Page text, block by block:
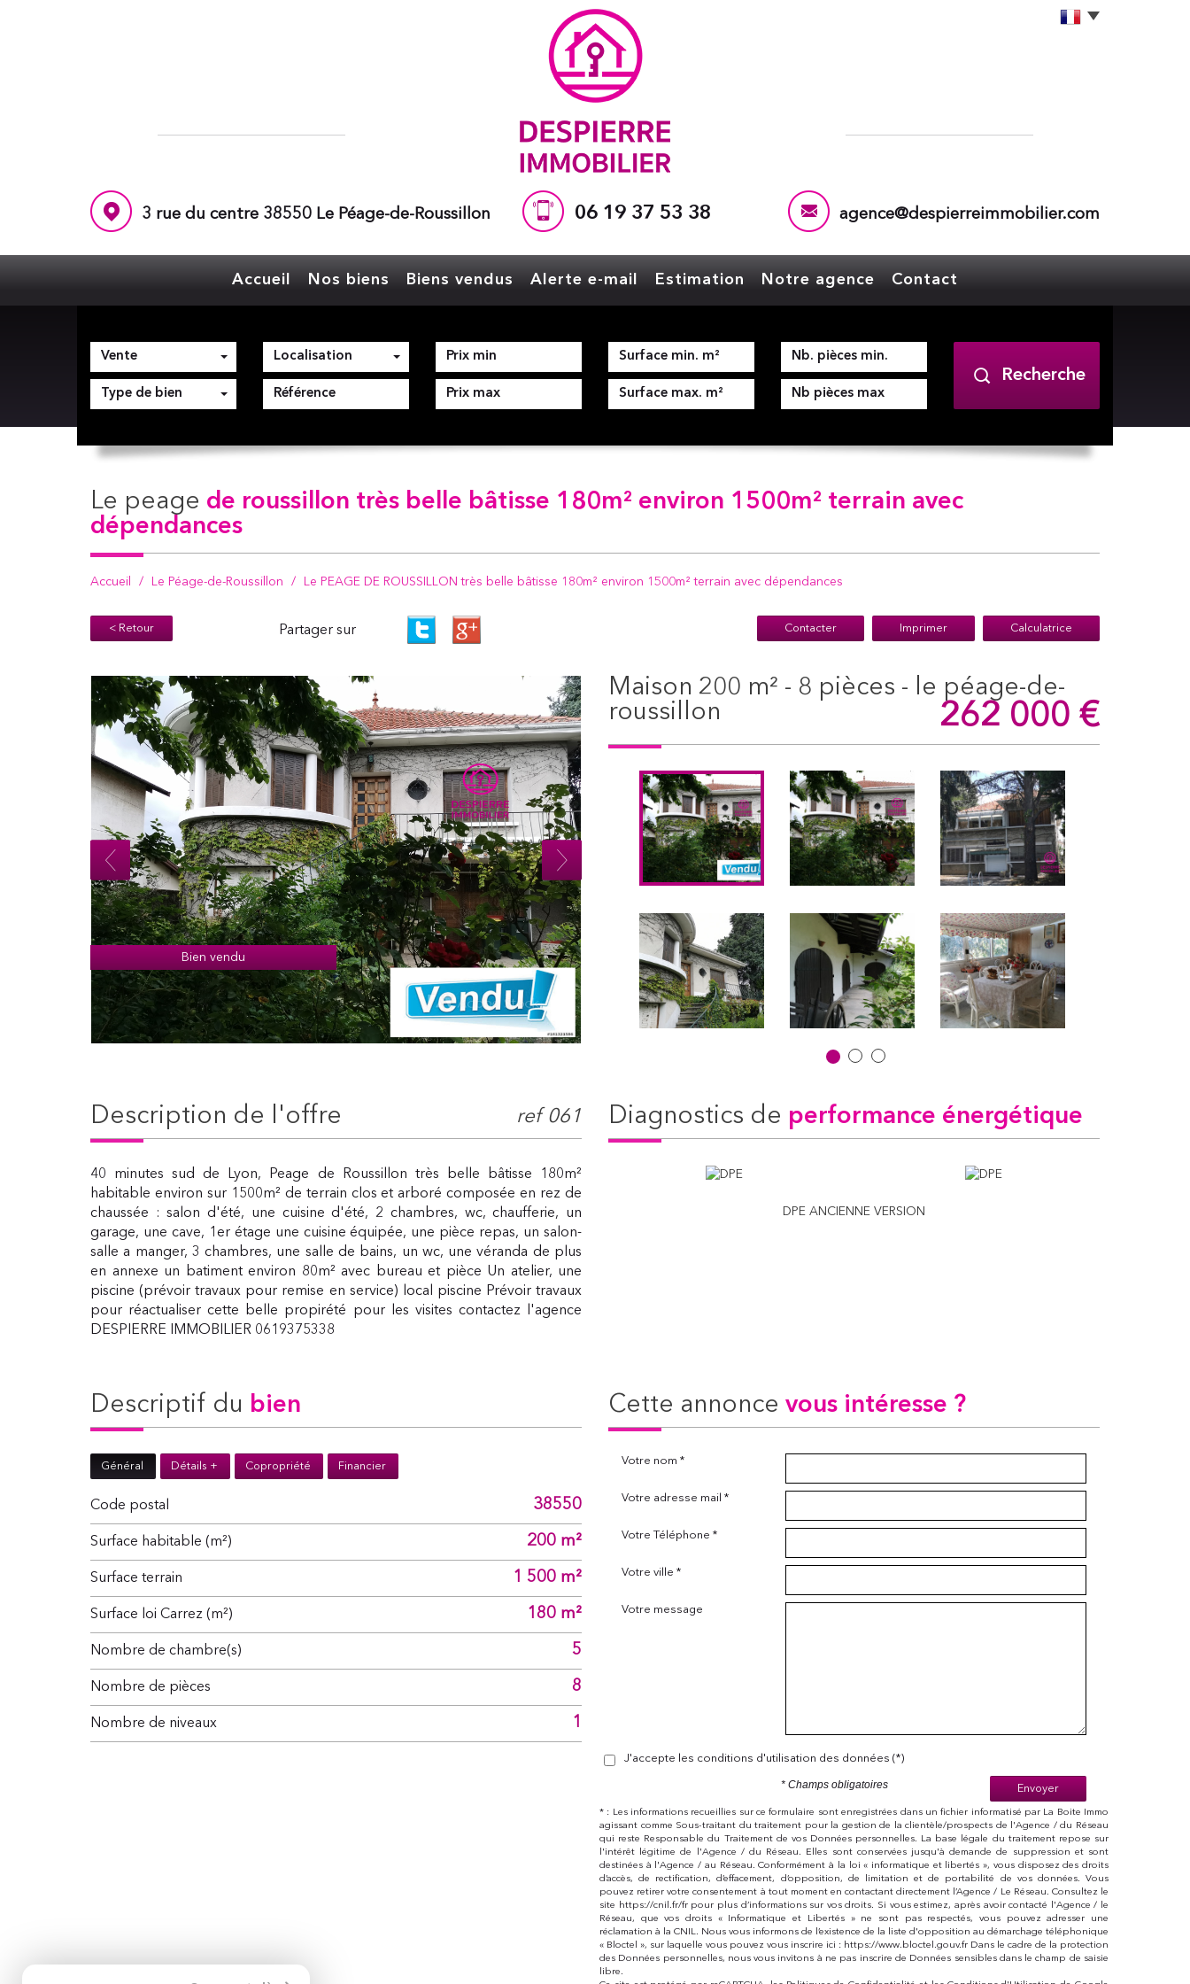
3 rue du centre 38550 Le Péage-de-Roussillon 06 19 37 53 38 agence@despierreimmobilier.com
Accueil Nos biens Biens vendus Alerte e-mail Estimation Notre agence Contact
Vente
Type de bien
Localisation
Recherche
le peage de roussillon très belle bâtisse 180m² environ 1500m² terrain avec
dépendances
Accueil Le Péage-de-Roussillon Le PEAGE DE ROUSSILLON très belle bâtisse 180m² environ 1500m² terrain avec dépendances
< Retour Partager sur Contacter Imprimer Calculatrice
Bien vendu
maison 200 m² - 8 pièces - le péage-de-
roussillon
262 000 €
description de l'offre ref 061
40 minutes sud de Lyon, Peage de Roussillon très belle bâtisse 180m²
habitable environ sur 1500m² de terrain clos et arboré composée en rez de
chaussée : salon d'été, une cuisine d'été, 2 chambres, wc, chaufferie, un
garage, une cave, 1er étage une cuisine équipée, une pièce repas, un salon-
salle a manger, 3 chambres, une salle de bains, un wc, une véranda de plus
en annexe un batiment environ 80m² avec bureau et pièce Un atelier, une
piscine (prévoir travaux pour remise en service) local piscine Prévoir travaux
pour réactualiser cette belle propirété pour les visites contactez l'agence
DESPIERRE IMMOBILIER 0619375338
diagnostics de performance énergétique
DPE ANCIENNE VERSION
descriptif du bien
Général Détails + Copropriété Financier
Code postal 38550
Surface habitable (m²) 200 m²
surface terrain 1 500 m²
Surface loi Carrez (m²) 180 m²
Nombre de chambre(s) 5
Nombre de pièces 8
Nombre de niveaux 1
cette annonce vous intéresse ?
Votre nom *
Votre adresse mail *
Votre Téléphone *
Votre ville *
Votre message
J'accepte les conditions d'utilisation des données (*)
Envoyer
* Champs obligatoires
* : Les informations recueillies sur ce formulaire sont enregistrées dans un fichier informatisé par La Boite Immo
agissant comme Sous-traitant du traitement pour la gestion de la clientèle/prospects de l'Agence / du Réseau
qui reste Responsable du Traitement de vos Données personnelles. La base légale du traitement repose sur
l'intérêt légitime de l'Agence / du Réseau. Elles sont conservées jusqu'à demande de suppression et sont
destinées à l'Agence / au Réseau. Conformément à la loi « informatique et libertés », vous disposez des droits
d’accès, de rectification, d’effacement, d’opposition, de limitation et de portabilité de vos données. Vous
pouvez retirer votre consentement à tout moment en contactant directement l’Agence / Le Réseau. Consultez le
site https://cnil.fr/fr pour plus d’informations sur vos droits. Si vous estimez, après avoir contacté l'Agence / le
Réseau, que vos droits « Informatique et Libertés » ne sont pas respectés, vous pouvez adresser une
réclamation à la CNIL. Nous vous informons de l’existence de la liste d'opposition au démarchage téléphonique
« Bloctel », sur laquelle vous pouvez vous inscrire ici : https://www.bloctel.gouv.fr Dans le cadre de la protection
des Données personnelles, nous vous invitons à ne pas inscrire de Données sensibles dans le champ de saisie
libre.